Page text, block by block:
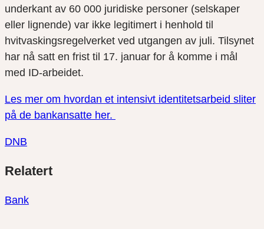
underkant av 60 000 juridiske personer (selskaper
eller lignende) var ikke legitimert i henhold til
hvitvaskingsregelverket ved utgangen av juli. Tilsynet
har nå satt en frist til 17. januar for å komme i mål
med ID-arbeidet.
Les mer om hvordan et intensivt identitetsarbeid sliter
på de bankansatte her.
DNB
link
på
på
Relatert
Bank